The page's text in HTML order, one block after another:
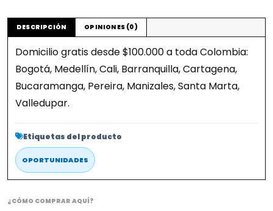
DESCRIPCIÓN OPINIONES (0)
Domicilio gratis desde $100.000 a toda Colombia:
Bogotá, Medellín, Cali, Barranquilla, Cartagena,
Bucaramanga, Pereira, Manizales, Santa Marta,
Valledupar.
Etiquetas del producto
OPORTUNIDADES
¿CÓMO COMPRAR AQUÍ?